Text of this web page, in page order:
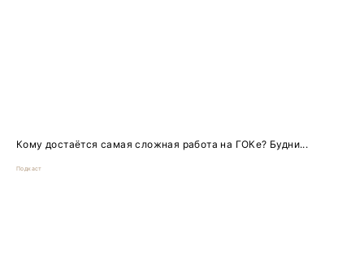
Кому достаётся самая сложная работа на ГОКе? Будни...
Подкаст